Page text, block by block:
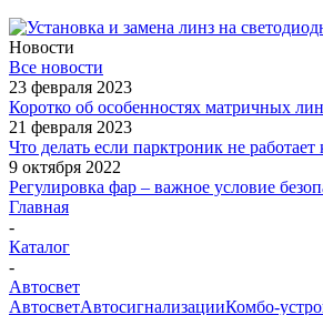
Новости
Все новости
23 февраля 2023
Коротко об особенностях матричных
21 февраля 2023
Что делать если парктроник не работает
9 октября 2022
Регулировка фар – важное условие
Главная
-
Каталог
-
Автосвет
АвтосветАвтосигнализацииКомбо-